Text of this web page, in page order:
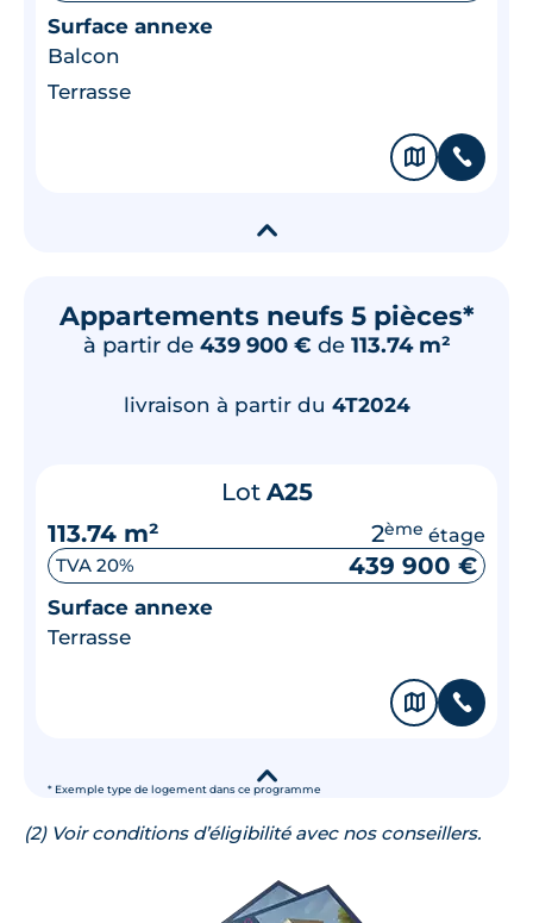
Surface annexe
Balcon
Terrasse
🗞 📞
▾
Appartements neufs 5 pièces*
à partir de 439 900 € de 113.74 m²
* Exemple type de logement dans ce programme
livraison à partir du 4T2024
Lot A25
113.74 m²
2ème étage
TVA 20% 439 900 €
Surface annexe
Terrasse
🗞 📞
▾
(2) Voir conditions d’éligibilité avec nos conseillers.